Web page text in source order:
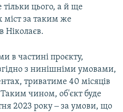
цього, а й ще
міст за таким же
Ніколаєв.
в частині проєкту,
з нинішніми умовами,
триватиме 40 місяців
чином, об'єкт буде
2023 року ‒ за умови, що